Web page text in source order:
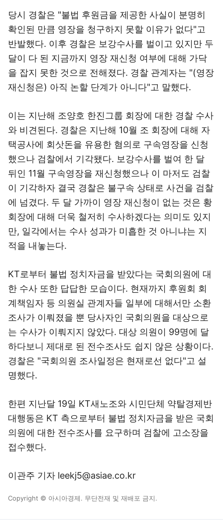
당시 경찰은 "불법 후원금을 제공한 사실이 분명히
확인된 만큼 영장을 청구하지 못할 이유가 없다"고
반발했다. 이후 경찰은 보강수사를 벌이고 있지만 두
달이 다 된 지금까지 영장 재신청 여부에 대해 가닥
을 잡지 못한 것으로 전해졌다. 경찰 관계자는 "(영장
재신청은) 아직 논할 단계가 아니다"고 말했다.
이는 지난해 조양호 한진그룹 회장에 대한 경찰 수사
와 비견된다. 경찰은 지난해 10월 조 회장에 대해 자
택공사에 회삿돈을 유용한 혐의로 구속영장을 신청
했으나 검찰에서 기각됐다. 보강수사를 벌여 한 달
뒤인 11월 구속영장을 재신청했으나 이 마저도 검찰
이 기각하자 결국 경찰은 불구속 상태로 사건을 검찰
에 넘겼다. 두 달 가까이 영장 재신청이 없는 것은 황
회장에 대해 더욱 철저히 수사하겠다는 의미도 있지
만, 일각에서는 수사 성과가 미흡한 것 아니냐는 지
적을 내놓는다.
KT로부터 불법 정치자금을 받았다는 국회의원에 대
한 수사 또한 답답한 모습이다. 현재까지 후원회 회
계책임자 등 의원실 관계자들 일부에 대해서만 소환
조사가 이뤄졌을 뿐 당사자인 국회의원을 대상으로
는 수사가 이뤄지지 않았다. 대상 의원이 99명에 달
하다보니 제대로 된 전수조사도 쉽지 않은 상황이다.
경찰은 "국회의원 조사일정은 현재로선 없다"고 설
명했다.
한편 지난달 19일 KT새노조와 시민단체 약탈경제반
대행동은 KT 측으로부터 불법 정치자금을 받은 국회
의원에 대한 전수조사를 요구하며 검찰에 고소장을
접수했다.
이관주 기자 leekj5@asiae.co.kr
Copyright © 아시아경제. 무단전재 및 재배포 금지.